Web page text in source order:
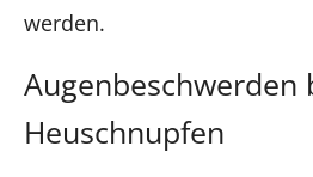
werden.
Augenbeschwerden
Heuschnupfen